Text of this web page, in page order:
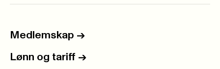
Medlemskap ->
Lønn og tariff ->